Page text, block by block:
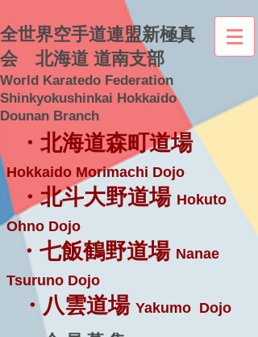
全世界空手道連盟新極真
会 北海道 道南支部
World Karatedo Federation
Shinkyokushinkai Hokkaido
Dounan Branch
・北海道森町道場
Hokkaido Morimachi Dojo
・北斗大野道場 Hokuto
Ohno Dojo
・七飯鶴野道場 Nanae
Tsuruno Dojo
・八雲道場 Yakumo Dojo